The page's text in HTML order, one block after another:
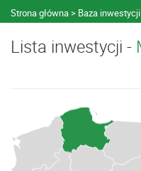
Strona główna Baza inwestycji
Lista inwestycji -